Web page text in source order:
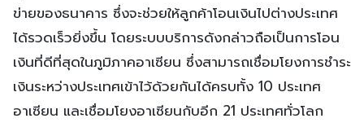
ข่ายของธนาคาร ซึ่งจะช่วยให้ลูกค้าโอนเงินไปต่างประเทศ
ได้รวดเร็วยิ่งขึ้น โดยระบบบริการดังกล่าวถือเป็นการโอน
เงินที่ดีที่สุดในภูมิภาคอาเซียน ซึ่งสามารถเชื่อมโยงการชำระ
เงินระหว่างประเทศเข้าไว้ด้วยกันได้ครบทั้ง 10 ประเทศ
อาเซียน และเชื่อมโยงอาเซียนกับอีก 21 ประเทศทั่วโลก